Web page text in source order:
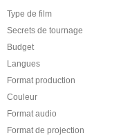
Type de film
Secrets de tournage
Budget
Langues
Format production
Couleur
Format audio
Format de projection